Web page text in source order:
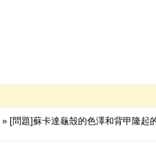
» [問題]蘇卡達龜殼的色澤和背甲隆起